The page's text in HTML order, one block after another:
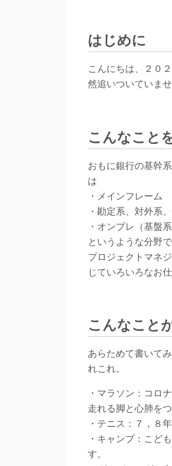
はじめに
こんにちは、２０
然追いついていま
こんなこと
おもに銀行の基幹
は
・メインフレーム
・勘定系、対外系
・オンプレ（基盤系
というような分野で
プロジェクトマネ
じていろいろなお
こんなこと
あらためて書いて
れこれ。
・マラソン：コロ
走れる脚と心肺を
・テニス：７，８
・キャンプ：こど
す。